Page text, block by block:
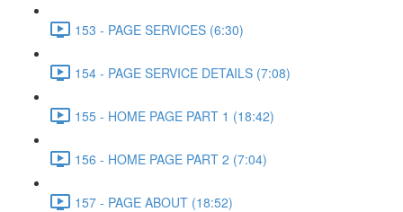
153 - PAGE SERVICES (6:30)
154 - PAGE SERVICE DETAILS (7:08)
155 - HOME PAGE PART 1 (18:42)
156 - HOME PAGE PART 2 (7:04)
157 - PAGE ABOUT (18:52)